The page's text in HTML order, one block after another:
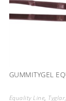
GUMMITYGEL
Equality Line,